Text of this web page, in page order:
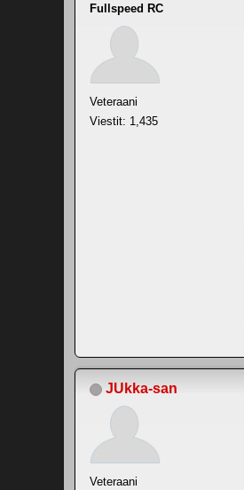
Fullspeed RC
Veteraani
Viestit: 1,435
JUkka-san
Veteraani